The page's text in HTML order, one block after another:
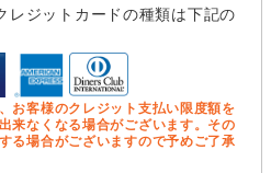
レジットカードの種類は下記の
お客様のクレジット支払い限度額を
来なくなる場合がございます。その
る場合がございますので予めご了承